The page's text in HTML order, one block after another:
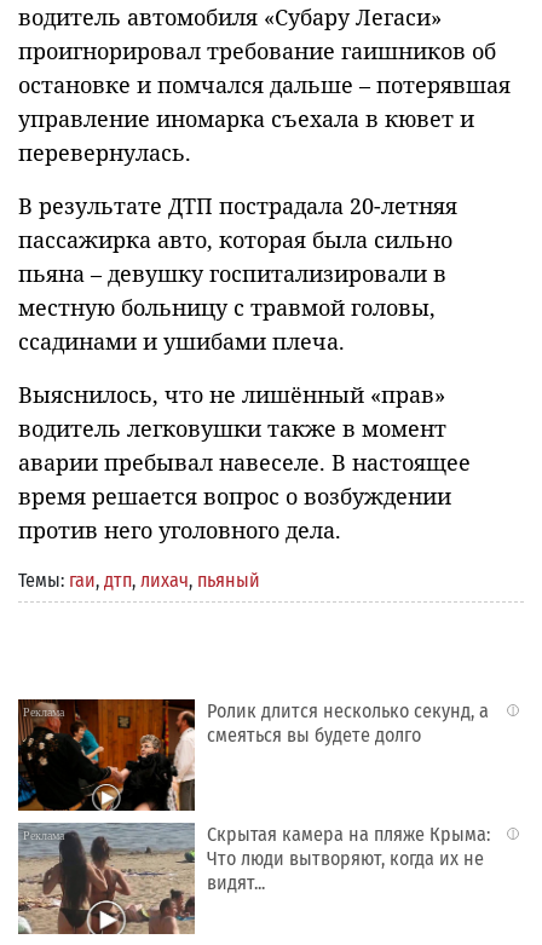
водитель автомобиля «Субару Легаси»
проигнорировал требование гаишников об
остановке и помчался дальше – потерявшая
управление иномарка съехала в кювет и
перевернулась.
В результате ДТП пострадала 20-летняя
пассажирка авто, которая была сильно
пьяна – девушку госпитализировали в
местную больницу с травмой головы,
ссадинами и ушибами плеча.
Выяснилось, что не лишённый «прав»
водитель легковушки также в момент
аварии пребывал навеселе. В настоящее
время решается вопрос о возбуждении
против него уголовного дела.
Темы: гаи, дтп, лихач, пьяный
i
Ролик длится несколько секунд, а
смеяться вы будете долго
i
Скрытая камера на пляже Крыма:
Что люди вытворяют, когда их не
видят...